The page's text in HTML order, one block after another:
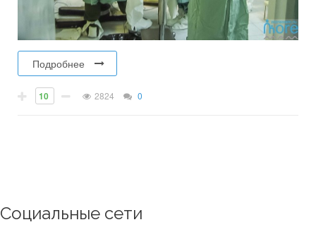
Подробнее
10 2824 0
Социальные сети